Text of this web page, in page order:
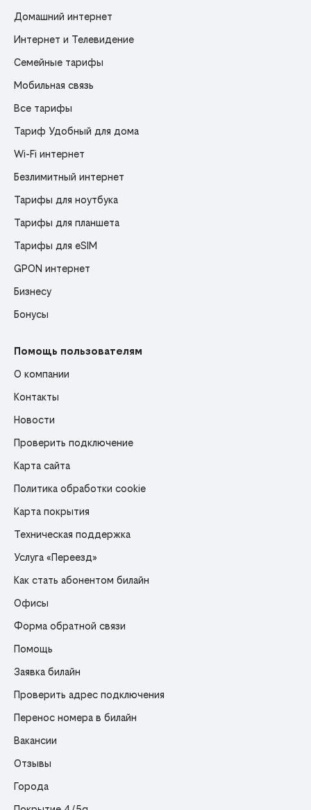
Домашний интернет
Интернет и Телевидение
Семейные тарифы
Мобильная связь
Все тарифы
Тариф Удобный для дома
Wi-Fi интернет
Безлимитный интернет
Тарифы для ноутбука
Тарифы для планшета
Тарифы для eSIM
GPON интернет
Бизнесу
Бонусы
Помощь пользователям
О компании
Контакты
Новости
Проверить подключение
Карта сайта
Политика обработки cookie
Карта покрытия
Техническая поддержка
Услуга «Переезд»
Как стать абонентом билайн
Офисы
Форма обратной связи
Помощь
Заявка билайн
Проверить адрес подключения
Перенос номера в билайн
Вакансии
Отзывы
Города